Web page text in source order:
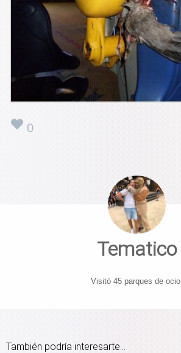
0
Tematico
Visitó 45 parques de ocio.
También podría interesarte...